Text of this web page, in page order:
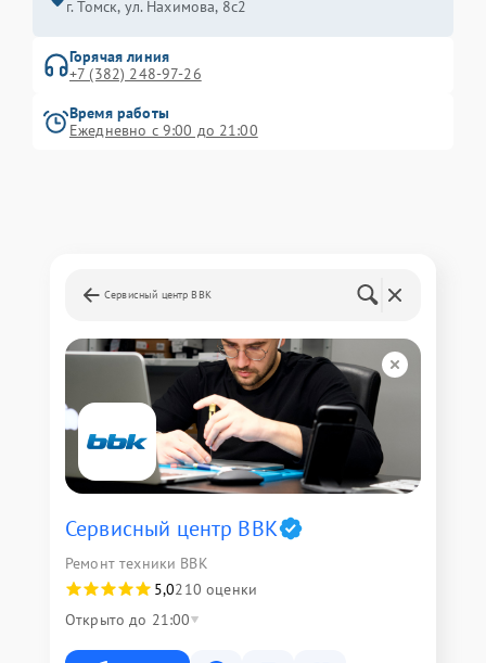
г. Томск, ул. Нахимова, 8с2
Горячая линия
+7 (382) 248-97-26
Время работы
Ежедневно с 9:00 до 21:00
Сервисный центр BBK
Сервисный центр BBK
Ремонт техники BBK
5,0210 оценки
Открыто до 21:00